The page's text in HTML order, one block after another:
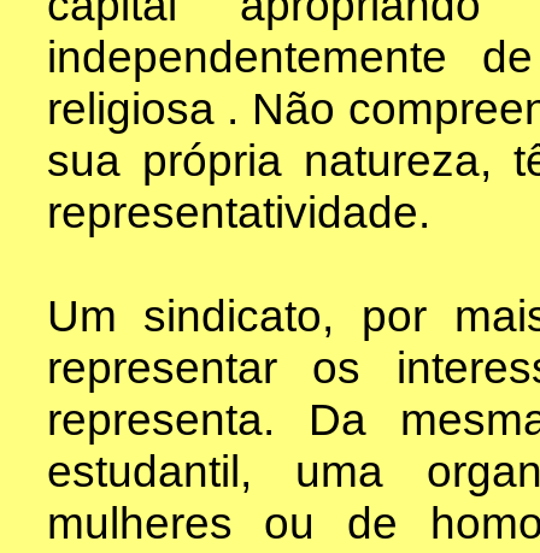
independentemente
religiosa . Não
sua própria natureza,
representatividade.
Um sindicato, por
representar os
representa. Da
estudantil, uma
mulheres ou de